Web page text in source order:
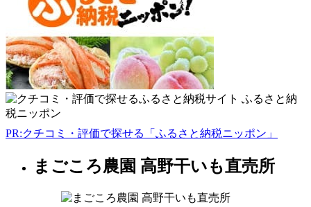
0296-
2956
9:00-
16:00
水
曜
日
PR:クチコミ・評価で探せる「ふるさと納税ニッポン」
茨
まごころ農園 高野干いも直売所